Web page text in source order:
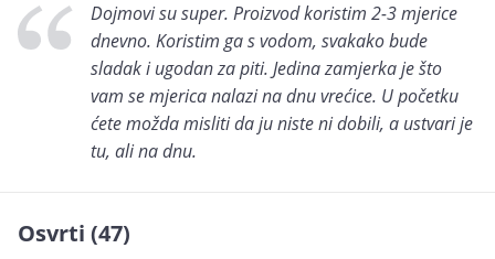
Dojmovi su super. Proizvod koristim 2-3 mjerice
dnevno. Koristim ga s vodom, svakako bude
sladak i ugodan za piti. Jedina zamjerka je što
vam se mjerica nalazi na dnu vrećice. U početku
ćete možda misliti da ju niste ni dobili, a ustvari je
tu, ali na dnu.
Osvrti (47)